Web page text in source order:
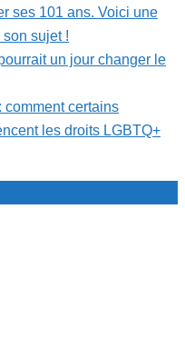
ses 101 ans. Voici une
sujet !
un jour changer le
comment certains
les droits LGBTQ+